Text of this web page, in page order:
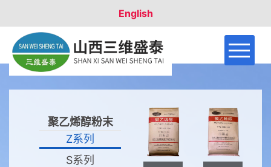
English
首页
聚乙烯醇粉末
Z系列
S系列